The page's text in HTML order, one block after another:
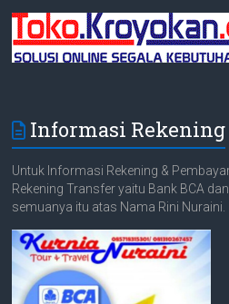
Informasi Rekening
Untuk Informasi Rekening &
Rekening Transfer yaitu Bank BCA
semuanya itu atas Nama Rini Nuraini.